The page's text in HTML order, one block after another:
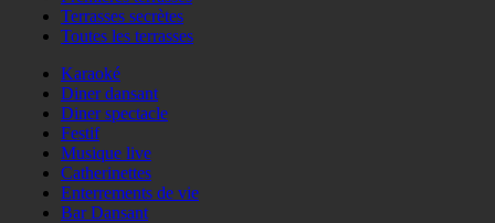
Terrasses secrètes
Toutes les terrasses
Karaoké
Diner dansant
Diner spectacle
Festif
Musique live
Catherinettes
Enterrements de vie
Bar Dansant